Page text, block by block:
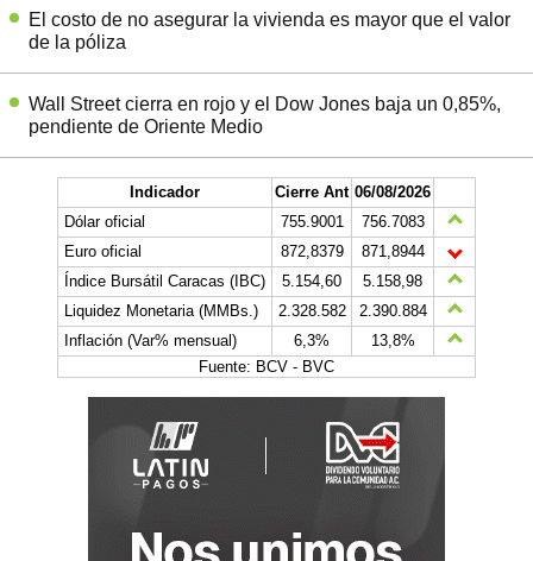
El costo de no asegurar la vivienda es mayor que el valor
de la póliza
Wall Street cierra en rojo y el Dow Jones baja un 0,85%,
pendiente de Oriente Medio
Indicador Cierre Ant 06/08/2026
Dólar oficial
755.9001
756.7083
Euro oficial
872,8379
871,8944
Índice Bursátil Caracas (IBC)
5.154,60
5.158,98
Liquidez Monetaria (MMBs.)
2.328.582
2.390.884
Inflación (Var% mensual)
6,3%
13,8%
Fuente: BCV - BVC